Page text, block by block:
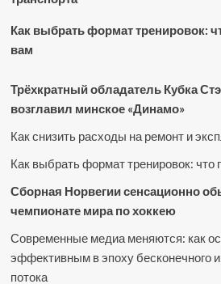
Как выбрать формат тренировок:
вам
Трёхкратный обладатель Кубка
возглавил минское «Динамо»
Как снизить расходы на ремонт и
Как выбрать формат тренировок: что
Сборная Норвегии сенсационно
чемпионате мира по хоккею
Современные медиа меняются: как
эффективным в эпоху бесконечного
потока